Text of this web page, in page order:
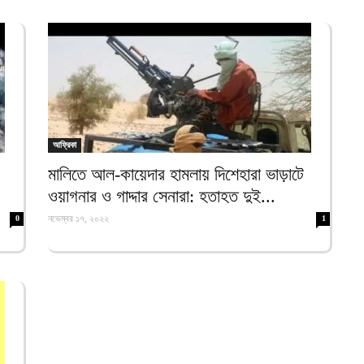
0
আফ্রিকা
মালিতে আল-কায়েদার হামলায় দিশেহারা ভাড়াটে
ওয়াগনার ও গাদ্দার সেনারা: হতাহত দুই...
নভেম্বর ১৭, ২০২২ 1